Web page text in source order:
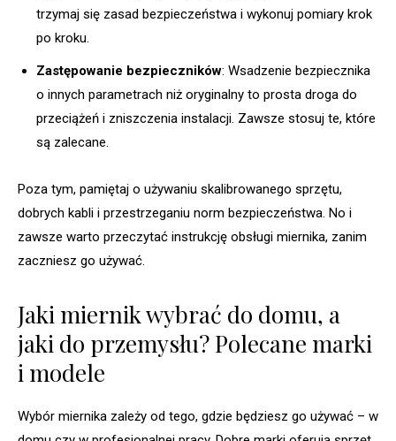
trzymaj się zasad bezpieczeństwa i wykonuj pomiary krok
po kroku.
Zastępowanie bezpieczników: Wsadzenie bezpiecznika
o innych parametrach niż oryginalny to prosta droga do
przeciążeń i zniszczenia instalacji. Zawsze stosuj te, które
są zalecane.
Poza tym, pamiętaj o używaniu skalibrowanego sprzętu,
dobrych kabli i przestrzeganiu norm bezpieczeństwa. No i
zawsze warto przeczytać instrukcję obsługi miernika, zanim
zaczniesz go używać.
Jaki miernik wybrać do domu, a
jaki do przemysłu? Polecane marki
i modele
Wybór miernika zależy od tego, gdzie będziesz go używać – w